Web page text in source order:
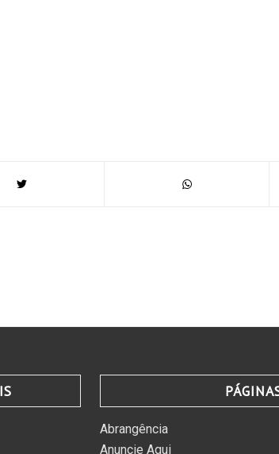
Abrangência
Anuncie Aqui